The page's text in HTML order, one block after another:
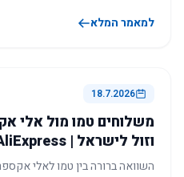
למאמר המלא
18.7.2026
משלוחים טמו מול אלי
וזול לישראל | Temu vs AliExpress
השוואה ברורה בין טמו לאלי